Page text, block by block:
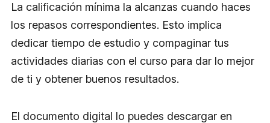
La calificación mínima la alcanzas cuando haces
los repasos correspondientes. Esto implica
dedicar tiempo de estudio y compaginar tus
actividades diarias con el curso para dar lo mejor
de ti y obtener buenos resultados.
El documento digital lo puedes descargar en